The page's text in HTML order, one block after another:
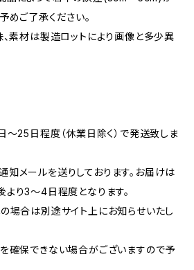
めご了承ください。
、素材は製造ロットにより画像と多少異
〜25日程度（休業日除く）で発送致しま
メールを送りしております。お届けは
り3〜4日程度となります。
場合は別途サイト上にお知らせいたし
確保できない場合がございますので予